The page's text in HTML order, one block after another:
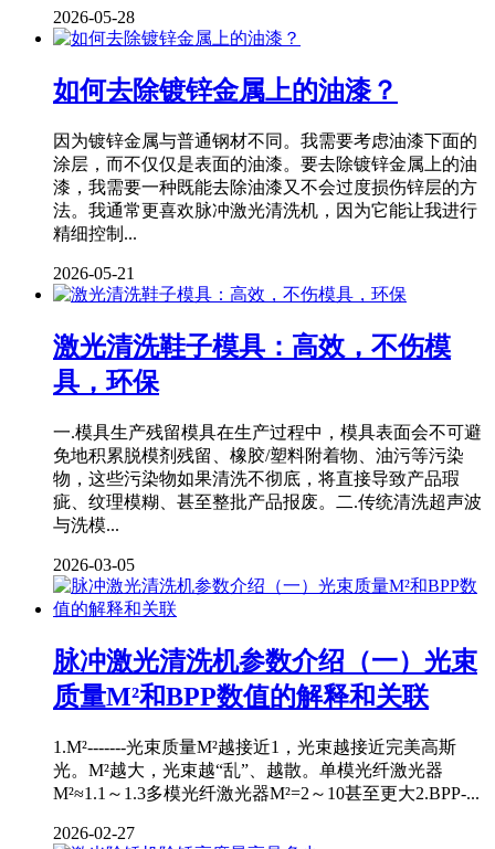
2026-05-28
如何去除镀锌金属上的油漆？
因为镀锌金属与普通钢材不同。我需要考虑油漆下面的
涂层，而不仅仅是表面的油漆。要去除镀锌金属上的油
漆，我需要一种既能去除油漆又不会过度损伤锌层的方
法。我通常更喜欢脉冲激光清洗机，因为它能让我进行
精细控制...
2026-05-21
激光清洗鞋子模具：高效，不伤模
具，环保
一.模具生产残留模具在生产过程中，模具表面会不可避
免地积累脱模剂残留、橡胶/塑料附着物、油污等污染
物，这些污染物如果清洗不彻底，将直接导致产品瑕
疵、纹理模糊、甚至整批产品报废。二.传统清洗超声波
与洗模...
2026-03-05
脉冲激光清洗机参数介绍（一）光束
质量M²和BPP数值的解释和关联
1.M²-------光束质量M²越接近1，光束越接近完美高斯
光。M²越大，光束越“乱”、越散。单模光纤激光器
M²≈1.1～1.3多模光纤激光器M²=2～10甚至更大2.BPP-...
2026-02-27